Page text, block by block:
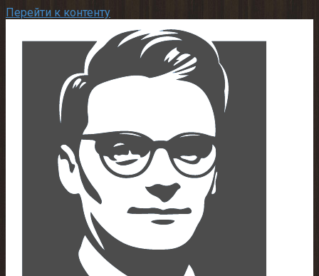
Перейти к контенту